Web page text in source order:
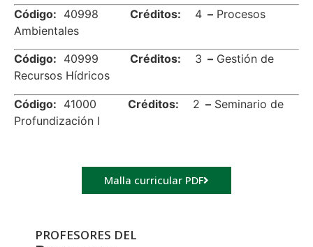
Código: 40998 Créditos: 4 – Procesos
Ambientales
Código: 40999 Créditos: 3 – Gestión de
Recursos Hídricos
Código: 41000 Créditos: 2 – Seminario de
Profundización I
Malla curricular PDF
PROFESORES DEL